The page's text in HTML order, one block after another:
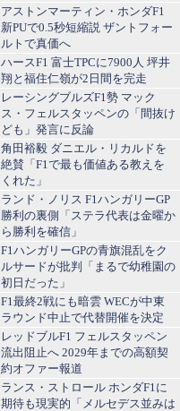
アストンマーティン・ホンダF1
新PUで0.5秒短縮説 ザントフォー
ルトで真価へ
ハースF1 富士TPCに7900人 坪井
翔と福住仁嶺が2日間を完走
レーシングブルズF1勢 マック
ス・フェルスタッペンの「間抜け
ども」発言に反論
角田裕毅 ダニエル・リカルドを
絶賛「F1で最も価値ある教えを
くれた」
ランド・ノリス F1ハンガリーGP
勝利の裏側「ステラ代表は金曜か
ら勝利を確信」
F1ハンガリーGPの青旗混乱をク
ルサードが批判「まるで幼稚園の
初日だった」
F1最終2戦にも暗雲 WECが中東
ラウンド中止で代替開催を決定
レッドブルF1 フェルスタッペン
流出阻止へ 2029年までの高額契
約オファー報道
ランス・ストロール ホンダF1に
期待も現実的「メルセデス並みは